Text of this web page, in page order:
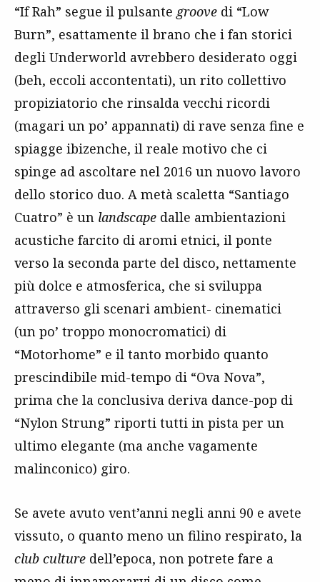
“If Rah” segue il pulsante groove di “Low
Burn”, esattamente il brano che i fan storici
degli Underworld avrebbero desiderato oggi
(beh, eccoli accontentati), un rito collettivo
propiziatorio che rinsalda vecchi ricordi
(magari un po’ appannati) di rave senza fine e
spiagge ibizenche, il reale motivo che ci
spinge ad ascoltare nel 2016 un nuovo lavoro
dello storico duo. A metà scaletta “Santiago
Cuatro” è un landscape dalle ambientazioni
acustiche farcito di aromi etnici, il ponte
verso la seconda parte del disco, nettamente
più dolce e atmosferica, che si sviluppa
attraverso gli scenari ambient- cinematici
(un po’ troppo monocromatici) di
“Motorhome” e il tanto morbido quanto
prescindibile mid-tempo di “Ova Nova”,
prima che la conclusiva deriva dance-pop di
“Nylon Strung” riporti tutti in pista per un
ultimo elegante (ma anche vagamente
malinconico) giro.
Se avete avuto vent’anni negli anni 90 e avete
vissuto, o quanto meno un filino respirato, la
club culture dell’epoca, non potrete fare a